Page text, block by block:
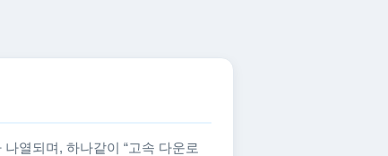
열되며, 하나같이 “고속 다운로